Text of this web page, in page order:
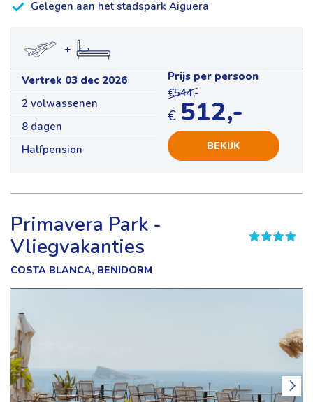
Gelegen aan het stadspark Aiguera
+
Vertrek 03 dec 2026
2 volwassenen
8 dagen
Halfpension
Prijs per persoon
€544,-
€ 512,-
BEKIJK
Primavera Park -
Vliegvakanties
COSTA BLANCA, BENIDORM